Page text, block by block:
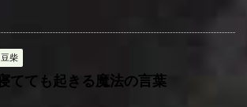
豆柴
てても起きる魔法の言葉